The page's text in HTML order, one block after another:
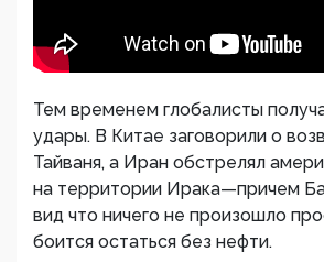
Тем временем глобалисты
удары. В Китае заговорили о
Тайваня, а Иран обстрелял
на территории Ирака—причем
вид что ничего не произошло
боится остаться без нефти.